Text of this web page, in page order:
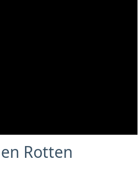
Rotten